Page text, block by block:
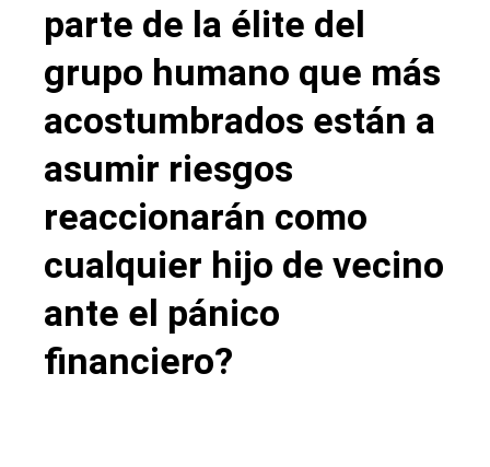
parte de la élite del
grupo humano que más
acostumbrados están a
asumir riesgos
reaccionarán como
cualquier hijo de vecino
ante el pánico
financiero?